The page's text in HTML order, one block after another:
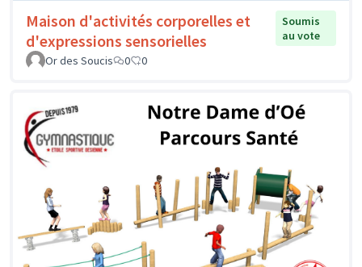
Maison d'activités corporelles et
d'expressions sensorielles
Soumis
au vote
Or des Soucis
0 0